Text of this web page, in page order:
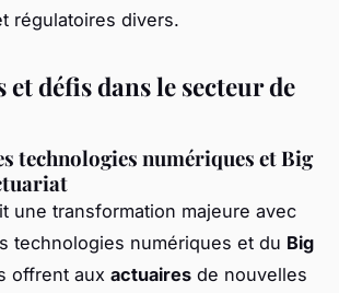
régulatoires divers.
défis dans le secteur de
technologies numériques et Big
une transformation majeure avec
technologies numériques et du Big
offrent aux actuaires de nouvelles